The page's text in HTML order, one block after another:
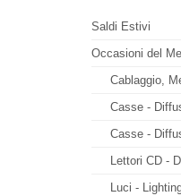
Saldi Estivi
Occasioni del
Cablaggio,
Casse -
Casse -
Lettori CD -
Luci -